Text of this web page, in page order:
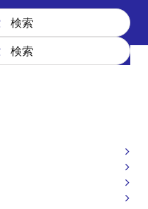
ント
DC/DCコンバータ
レギュレータ